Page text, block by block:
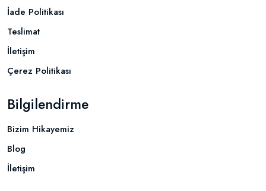
İade Politikası
Teslimat
İletişim
Çerez Politikası
Bilgilendirme
Bizim Hikayemiz
Blog
İletişim